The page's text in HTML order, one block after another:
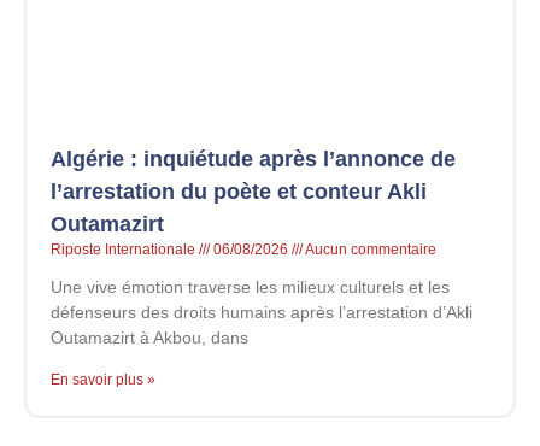
Algérie : inquiétude après l’annonce de
l’arrestation du poète et conteur Akli
Outamazirt
Riposte Internationale 06/08/2026 Aucun commentaire
Une vive émotion traverse les milieux culturels et les
défenseurs des droits humains après l’arrestation d’Akli
Outamazirt à Akbou, dans
En savoir plus »